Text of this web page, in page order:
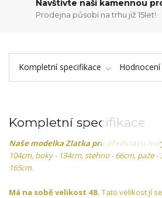
Navštivte naši kamennou
Prodejna působí na trhu již 15let!
Kompletní specifikace Hodnocení
Kompletní specifikace
Naše modelka Zlatka pro představu
104cm, boky - 134cm, stehno - 66cm, paže
165cm.
Má na sobě velikost 48. Tato velikost jí